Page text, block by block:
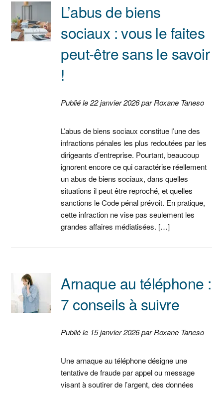
L’abus de biens
sociaux : vous le faites
peut-être sans le savoir
!
Publié le 22 janvier 2026 par Roxane Taneso
L’abus de biens sociaux constitue l’une des
infractions pénales les plus redoutées par les
dirigeants d’entreprise. Pourtant, beaucoup
ignorent encore ce qui caractérise réellement
un abus de biens sociaux, dans quelles
situations il peut être reproché, et quelles
sanctions le Code pénal prévoit. En pratique,
cette infraction ne vise pas seulement les
grandes affaires médiatisées. […]
Arnaque au téléphone :
7 conseils à suivre
Publié le 15 janvier 2026 par Roxane Taneso
Une arnaque au téléphone désigne une
tentative de fraude par appel ou message
visant à soutirer de l’argent, des données